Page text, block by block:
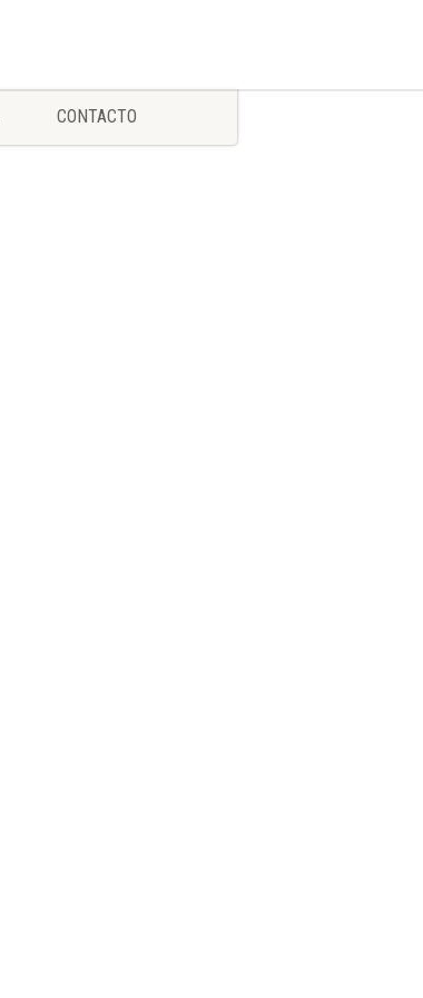
CONTACTO